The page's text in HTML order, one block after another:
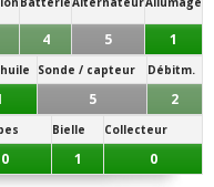
:2n'aiment pas
aiment1n'aime pas
2aiment
4 5 1
Sonde / capteur Débitm.
5 2
Bielle Collecteur
0 1 0